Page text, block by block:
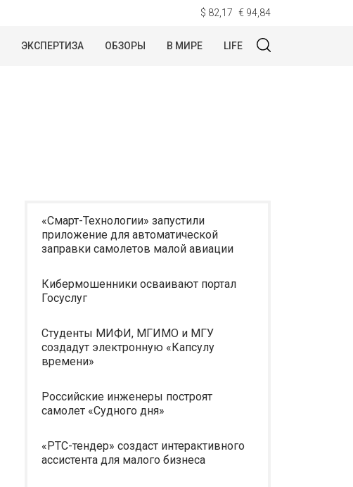
$ 82,17 € 94,84
ЭКСПЕРТИЗА ОБЗОРЫ В МИРЕ LIFE
«Смарт-Технологии» запустили
приложение для автоматической
заправки самолетов малой авиации
Кибермошенники осваивают портал
Госуслуг
Студенты МИФИ, МГИМО и МГУ
создадут электронную «Капсулу
времени»
Российские инженеры построят
самолет «Судного дня»
«РТС-тендер» создаст интерактивного
ассистента для малого бизнеса